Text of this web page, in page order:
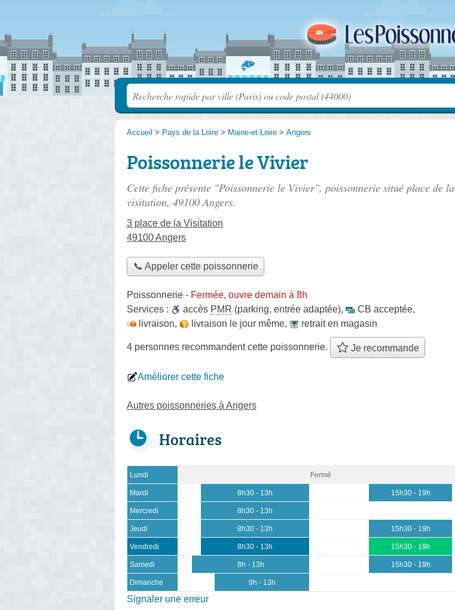
Accueil > Pays de la Loire > Maine-et-Loire > Angers
Poissonnerie le Vivier
Cette fiche présente "Poissonnerie le Vivier", poissonnerie situé place de la
visitation, 49100 Angers.
3 place de la Visitation
49100 Angers
📞 Appeler cette poissonnerie
Poissonnerie - Fermée, ouvre demain à 8h
Services :
accès PMR (parking, entrée adaptée), CB acceptée,
livraison, livraison le jour même, retrait en magasin
4 personnes recommandentcette poissonnerie. Je recommande
Améliorer cette fiche
Autres poissonneries à Angers
Horaires
Lundi Fermé
Mardi 8h30 - 13h 15h30 - 19h
Mercredi 8h30 - 13h
Jeudi 8h30 - 13h 15h30 - 19h
Vendredi 8h30 - 13h 15h30 - 19h
Samedi 8h - 13h 15h30 - 19h
Dimanche 9h - 13h
Signaler une erreur